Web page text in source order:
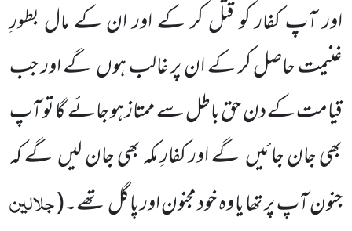
اور آپ کفار کو قتل کر کے اور ان کے مال بطورِ
غنیمت حاصل کر کے ان پر غالب ہوںگے اور جب
قیامت کے دن حق باطل سے ممتاز ہو جائے گا تو آپ
بھی جان جائیںگے اور کفارِ مکہ بھی جان لیںگے کہ
جنون آپ پر تھا یا وہ خود مجنون اور پاگل تھے۔(جلالین